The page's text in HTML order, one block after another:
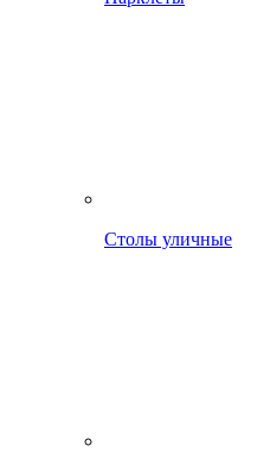
Столы уличные